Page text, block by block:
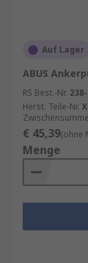
Auf Lager
ABUS
RS Best.-Nr.
Herst. Teile-Nr.
€ 45,39(ohne
Menge